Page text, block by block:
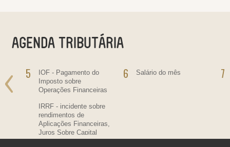
5
IOF - Pagamento do
Imposto sobre
Operações Financeiras
IRRF - incidente sobre
rendimentos de
Aplicações Financeiras,
Juros Sobre Capital
Próprio, Prêmios, Multas
6 Salário do mês 7